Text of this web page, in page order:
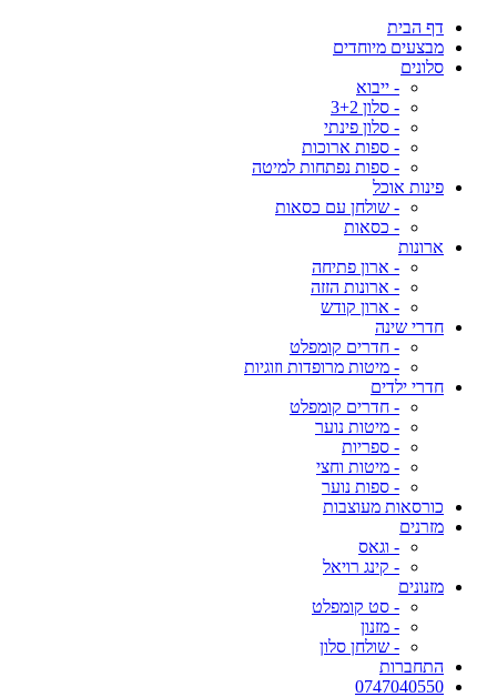
דף הבית
מבצעים מיוחדים
סלונים
- ייבוא
- סלון 3+2
- סלון פינתי
- ספות ארוכות
- ספות נפתחות למיטה
פינות אוכל
- שולחן עם כסאות
- כסאות
ארונות
- ארון פתיחה
- ארונות הזזה
- ארון קודש
חדרי שינה
- חדרים קומפלט
- מיטות מרופדות וזוגיות
חדרי ילדים
- חדרים קומפלט
- מיטות נוער
- ספריות
- מיטות וחצי
- ספות נוער
כורסאות מעוצבות
מזרנים
- וגאס
- קינג רויאל
מזנונים
- סט קומפלט
- מזנון
- שולחן סלון
התחברות
0747040550